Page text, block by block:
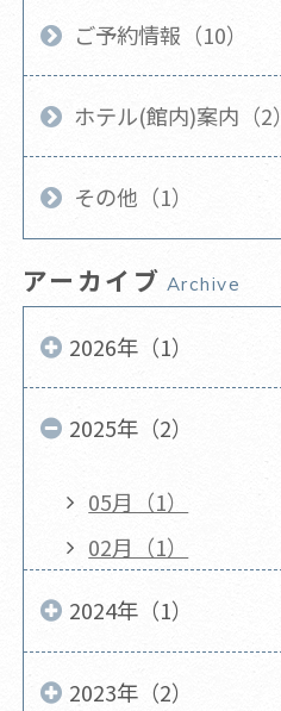
ご予約情報（10）
ホテル(館内)案内（2）
その他（1）
アーカイブ Archive
2026年（1）
2025年（2）
05月（1）
02月（1）
2024年（1）
2023年（2）